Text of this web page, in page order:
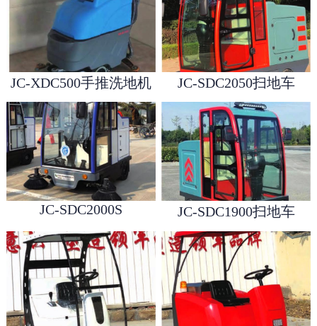
1 2 3
JC-XDC500手推洗地机 JC-SDC2050扫地车
JC-SDC2000S JC-SDC1900扫地车